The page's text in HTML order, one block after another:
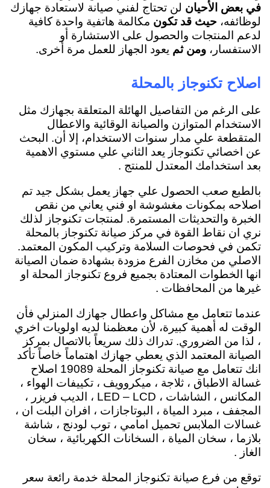
في بعض الأحيان لن تحتاج لفني صيانة لاستعادة جهازك
لوظائفه، حيث قد تكون مكالمة هاتفية واحدة كافية
لدعم المنتجات والحصول على الاستشارة أو
الاستفسار، ومن ثم يعود الجهاز للعمل مرة أخرى.
اصلاح تكنوجاز بالمحلة
على الرغم من التفاصيل الهائلة المتعلقة بجهازك مثل
الاستخدام المتوازن والصيانة الوقائية والاعطال
المتقطعة علي مدار سنوات الاستخدام، إلا أن. البحث
عن اخصائي تكنوجاز يعد الثاني علي مستوي الاهمية
بعد استخدامك المعتدل للمنتج .
بالطبع صعب الحصول علي جهاز يعمل بشكل جيد تم
اصلاحه بمكونات مغشوشة او فني يعاني من نقص
الخبرة والتحديثات المستمرة. لمنتجات تكنوجاز لذلك
نري ان نقاط القوة في مركز صيانة تكنوجاز بالمحلة
تكمن في فحوصات السلامة وتركيب المكون المعتمد.
الاصلي من مخازن الفرع مزودة بشهادة ضمان الصيانة
انها الخطوات المعتادة بجميع فروع تكنوجاز المحلة او
غيرها من المحافظات .
عندما تتعامل مع مشاكل واعطال جهازك المنزلي فأن
الوقت له أهمية كبيرة، لأن معظمنا لديه اولويات اخري
، لذا من الضروري. تدراك ذلك سريعاً بالاتصال بمركز
الصيانة المعتمد الذي يعطي جهازك اهتماماً خاصاً تأكد
انك تتعامل مع صيانة تكنوجاز المحلة 19089 اصلاح
غسالة الاطباق ، ثلاجة ، ميكروويف ، تكييفات الهواء ،
المكانس ، الشاشات ، LED – LCD ، الديب فريزر ،
المجفف ، مبرد المياة ، البوتاجازات ، افران البلت ان ،
غسالات الملابس تحميل امامي ، توب لودنج ، شاشة
بلازما ، سخان المياة ، السخانات الكهربائية ، سخان
الغاز .
توقع من فرع صيانة تكنوجاز المحلة خدمة رائعة سعر